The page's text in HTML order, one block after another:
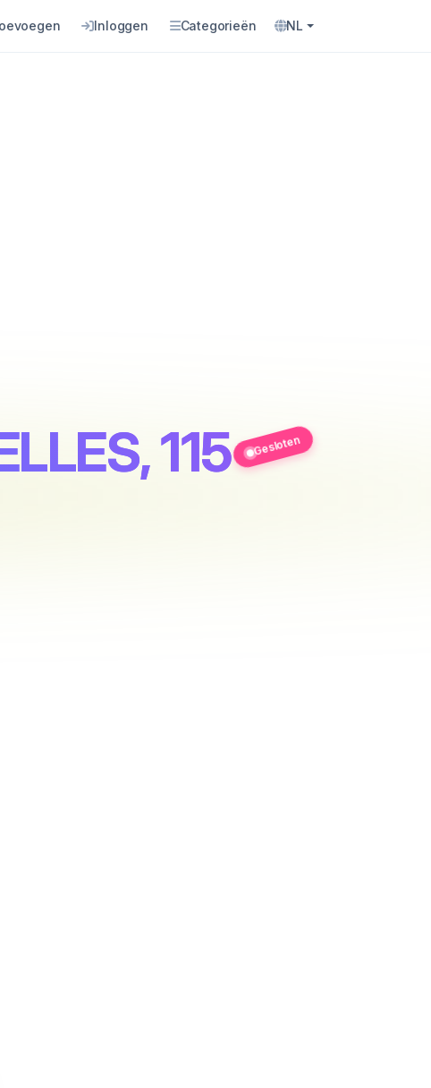
Inloggen Categorieën NL
115 Gesloten